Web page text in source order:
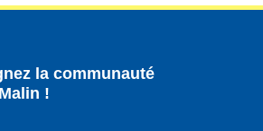
la communauté
!